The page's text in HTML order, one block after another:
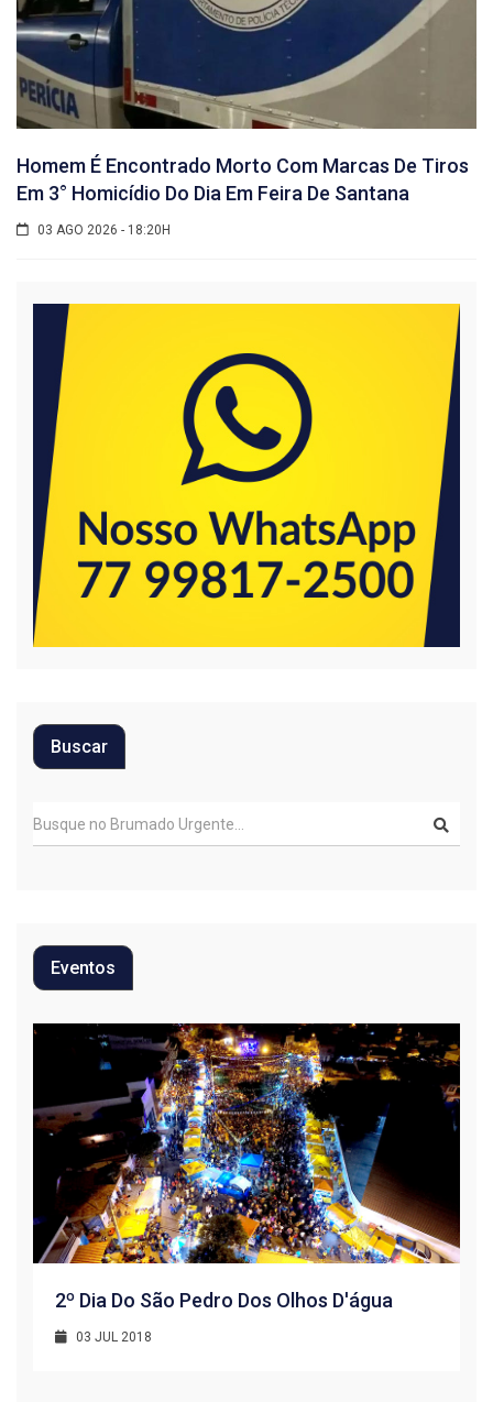
Homem É Encontrado Morto Com Marcas De Tiros
Em 3° Homicídio Do Dia Em Feira De Santana
03 AGO 2026 - 18:20H
Buscar
Eventos
2º Dia Do São Pedro Dos Olhos D'água
03 JUL 2018